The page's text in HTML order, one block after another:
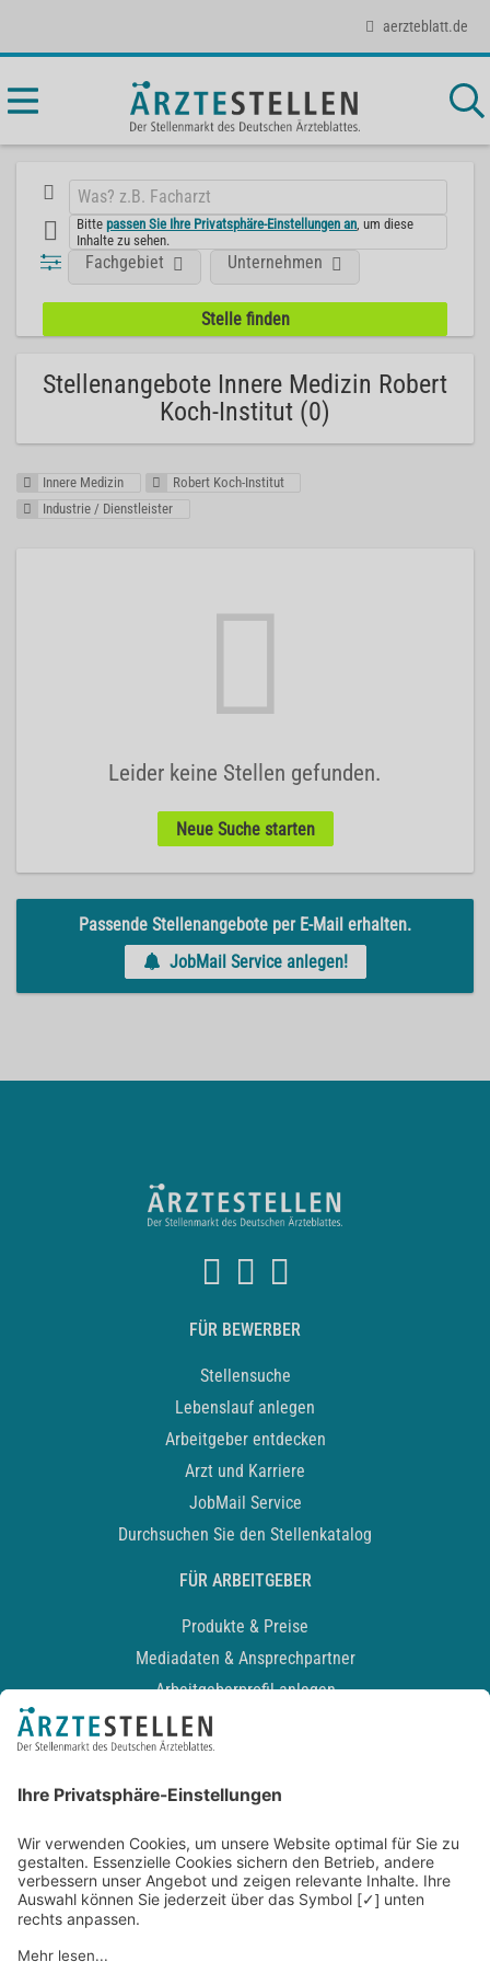
aerzteblatt.de
Bittepassen Sie Ihre Privatsphäre-Einstellungen an , um diese
Inhalte zu sehen.
Fachgebiet Unternehmen
Stellenangebote Innere Medizin Robert
Koch-Institut (0)
Innere Medizin
Robert Koch-Institut
Industrie / Dienstleister
Leider keine Stellen gefunden.
Neue Suche starten
Passende Stellenangebote per E-Mail erhalten.
JobMail Service anlegen!
FÜR BEWERBER
Stellensuche
Lebenslauf anlegen
Arbeitgeber entdecken
Arzt und Karriere
JobMail Service
Durchsuchen Sie den Stellenkatalog
FÜR ARBEITGEBER
Produkte & Preise
Mediadaten & Ansprechpartner
Arbeitgeberprofil anlegen
Recruiting-Podcast
Kontakt
Datenschutz
Newsletter